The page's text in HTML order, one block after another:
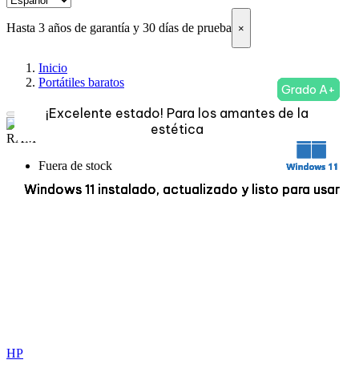
Hasta 3 años de garantía y 30 días de prueba ×
Inicio
Portátiles baratos
Windows 11 instalado, actualizado y listo para usar
Grado A+
¡Excelente estado! Para los amantes de la
estética
Windows 11 instalado, actualizado y listo para usar
Grado A+
¡Excelente estado! Para los amantes de la
estética
Windows 11 instalado, actualizado y listo para usar
Grado A+
¡Excelente estado! Para los amantes de la
estética
Windows 11 instalado, actualizado y listo para usar
Grado A+
¡Excelente estado! Para los amantes de la
estética
Fuera de stock
HP